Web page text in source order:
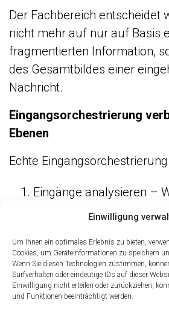
Einwilligung
Um Ihnen ein optimales Erlebnis zu bieten,
Cookies, um Geräteinformationen zu speichern
Wenn Sie diesen Technologien zustimmen,
Surfverhalten oder eindeutige IDs auf dieser
Einwilligung nicht erteilen oder zurückziehen,
und Funktionen beeinträchtigt werden.
Der Fachbereich entscheidet
nicht mehr auf nur auf Basis
fragmentierten Information,
des Gesamtbildes einer
Nachricht.
Eingangsorchestrierung
Ebenen
Echte
Eingänge analysieren –
Eingänge klassifizieren
Eingänge anreichern –
zusätzlichen
benötigt?